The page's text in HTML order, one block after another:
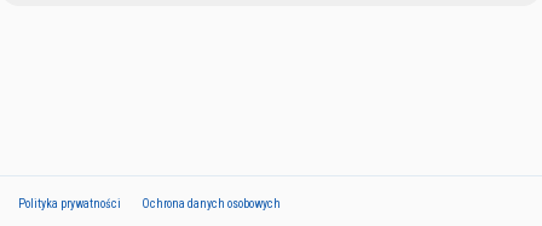
Polityka prywatności Ochrona danych osobowych